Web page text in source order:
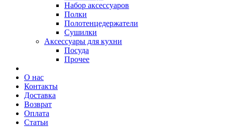
Набор аксессуаров
Полки
Полотенцедержатели
Сушилки
Аксессуары для кухни
Посуда
Прочее
О нас
Контакты
Доставка
Возврат
Оплата
Статьи